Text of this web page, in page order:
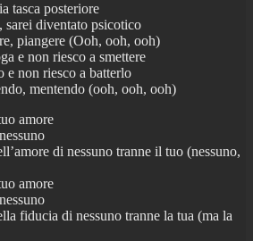
tasca posteriore
sarei diventato psicotico
piangere (Ooh, ooh, ooh)
e non riesco a smettere
e non riesco a batterlo
mentendo (ooh, ooh, ooh)
amore
di nessuno tranne il tuo (nessuno,
amore
fiducia di nessuno tranne la tua (ma la